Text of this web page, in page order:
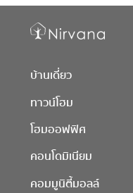
บ้านเดี่ยว
ทาวน์โฮม
โฮมออฟฟิศ
คอนโดมิเนียม
คอมมูนิตี้มอลล์